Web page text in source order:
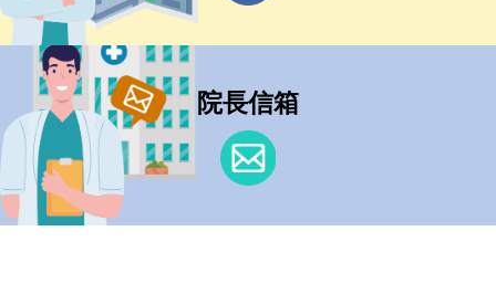
院長信箱